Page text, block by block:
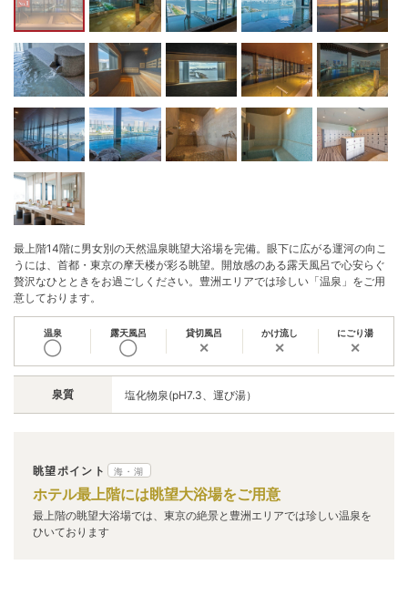
最上階14階に男女別の天然温泉眺望大浴場を完備。眼下に広がる運河の向こ
うには、首都・東京の摩天楼が彩る眺望。開放感のある露天風呂で心安らぐ
贅沢なひとときをお過ごしください。豊洲エリアでは珍しい「温泉」をご用
意しております。
温泉
◯
露天風呂
◯
貸切風呂
✕
かけ流し
✕
にごり湯
✕
泉質 塩化物泉(pH7.3、運び湯）
眺望ポイント 海・湖
ホテル最上階には眺望大浴場をご用意
最上階の眺望大浴場では、東京の絶景と豊洲エリアでは珍しい温泉を
ひいております